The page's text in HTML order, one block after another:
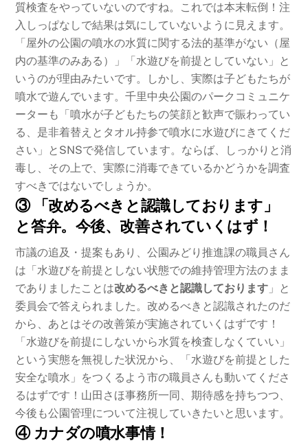
質検査をやっていないのですね。これでは本末転倒！注
入しっぱなしで結果は気にしていないように見えます。
「屋外の公園の噴水の水質に関する法的基準がない（屋
内の基準のみある）」「水遊びを前提としていない」と
いうのが理由みたいです。しかし、実際は子どもたちが
噴水で遊んでいます。千里中央公園のパークコミュニケ
ーターも「噴水が子どもたちの笑顔と歓声で賑わってい
る、是非着替えとタオル持参で噴水に水遊びにきてくだ
さい」とSNSで発信しています。ならば、しっかりと消
毒し、その上で、実際に消毒できているかどうかを調査
すべきではないでしょうか。
③ 「改めるべきと認識しております」
と答弁。今後、改善されていくはず！
市議の追及・提案もあり、公園みどり推進課の職員さん
は「水遊びを前提としない状態での維持管理方法のまま
でありましたことは改めるべきと認識しております 」と
委員会で答えられました。改めるべきと認識されたのだ
から、あとはその改善策が実施されていくはずです！
「水遊びを前提にしないから水質を検査しなくていい」
という実態を無視した状況から、「水遊びを前提とした
安全な噴水」をつくるよう市の職員さんも動いてくださ
るはずです！山田さほ事務所一同、期待感を持ちつつ、
今後も公園管理について注視していきたいと思います。
④ カナダの噴水事情！